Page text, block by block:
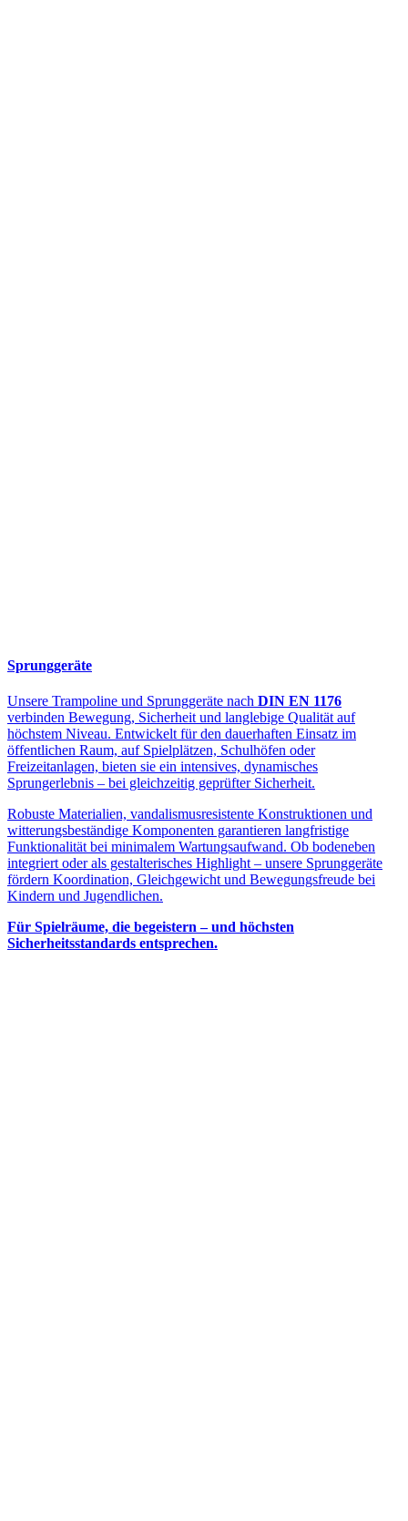
Sprunggeräte
Unsere Trampoline und Sprunggeräte nach DIN EN 1176
verbinden Bewegung, Sicherheit und langlebige Qualität auf
höchstem Niveau. Entwickelt für den dauerhaften Einsatz im
öffentlichen Raum, auf Spielplätzen, Schulhöfen oder
Freizeitanlagen, bieten sie ein intensives, dynamisches
Sprungerlebnis – bei gleichzeitig geprüfter Sicherheit.
Robuste Materialien, vandalismusresistente Konstruktionen und
witterungsbeständige Komponenten garantieren langfristige
Funktionalität bei minimalem Wartungsaufwand. Ob bodeneben
integriert oder als gestalterisches Highlight – unsere Sprunggeräte
fördern Koordination, Gleichgewicht und Bewegungsfreude bei
Kindern und Jugendlichen.
Für Spielräume, die begeistern – und höchsten
Sicherheitsstandards entsprechen.